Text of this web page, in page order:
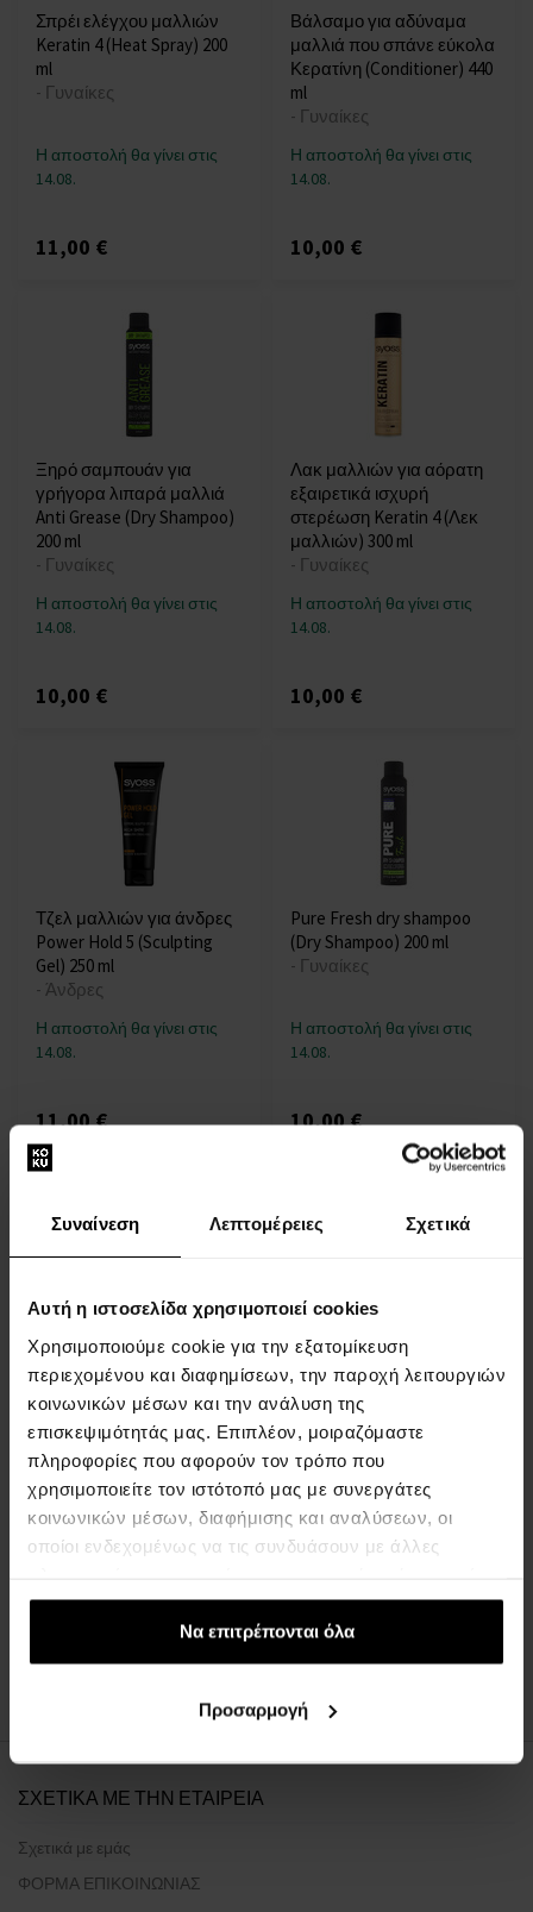
Συναίνεση Λεπτομέρειες Σχετικά
Αυτή η ιστοσελίδα χρησιμοποιεί cookies
Χρησιμοποιούμε cookie για την εξατομίκευση
περιεχομένου και διαφημίσεων, την παροχή λειτουργιών
κοινωνικών μέσων και την ανάλυση της
επισκεψιμότητάς μας. Επιπλέον, μοιραζόμαστε
πληροφορίες που αφορούν τον τρόπο που
χρησιμοποιείτε τον ιστότοπό μας με συνεργάτες
κοινωνικών μέσων, διαφήμισης και αναλύσεων, οι
οποίοι ενδεχομένως να τις συνδυάσουν με άλλες
έχουν συλλέξει σε σχέση με την από μέρους σας χρήση
των υπηρεσιών τους.Να επιτρέπονται όλα
Προσαρμογή
Σπρέι ελέγχου μαλλιών
Keratin 4 (Heat Spray) 200
ml
- Γυναίκες
Η αποστολή θα γίνει στις
14.08.
11,00 €
Βάλσαμο για αδύναμα
μαλλιά που σπάνε εύκολα
Κερατίνη (Conditioner) 440
ml
- Γυναίκες
Η αποστολή θα γίνει στις
14.08.
10,00 €
Ξηρό σαμπουάν για
γρήγορα λιπαρά μαλλιά
Anti Grease (Dry Shampoo)
200 ml
- Γυναίκες
Η αποστολή θα γίνει στις
14.08.
10,00 €
Λακ μαλλιών για αόρατη
εξαιρετικά ισχυρή
στερέωση Keratin 4 (Λεκ
μαλλιών) 300 ml
- Γυναίκες
Η αποστολή θα γίνει στις
14.08.
10,00 €
Τζελ μαλλιών για άνδρες
Power Hold 5 (Sculpting
Gel) 250 ml
- Άνδρες
Η αποστολή θα γίνει στις
14.08.
11,00 €
Pure Fresh dry shampoo
(Dry Shampoo) 200 ml
- Γυναίκες
Η αποστολή θα γίνει στις
14.08.
10,00 €
Βάλσαμο ανάπλασης για
ξηρά, ταλαιπωρημένα
μαλλιά Επανόρθωση
(Conditioner) 440 ml
- Γυναίκες
Η αποστολή θα γίνει στις
14.08.
ΣΧΕΤΙΚΑ ΜΕ ΤΗΝ ΕΤΑΙΡΕΙΑ
Σχετικά με εμάς
ΦΟΡΜΑ ΕΠΙΚΟΙΝΩΝΙΑΣ